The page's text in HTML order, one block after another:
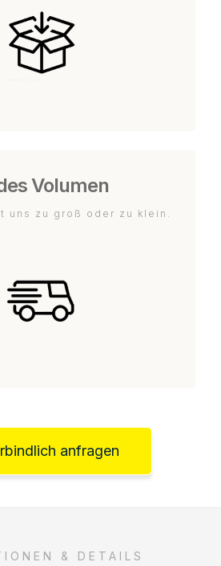
Volumen
uns zu groß oder zu klein.
anfragen
& DETAILS